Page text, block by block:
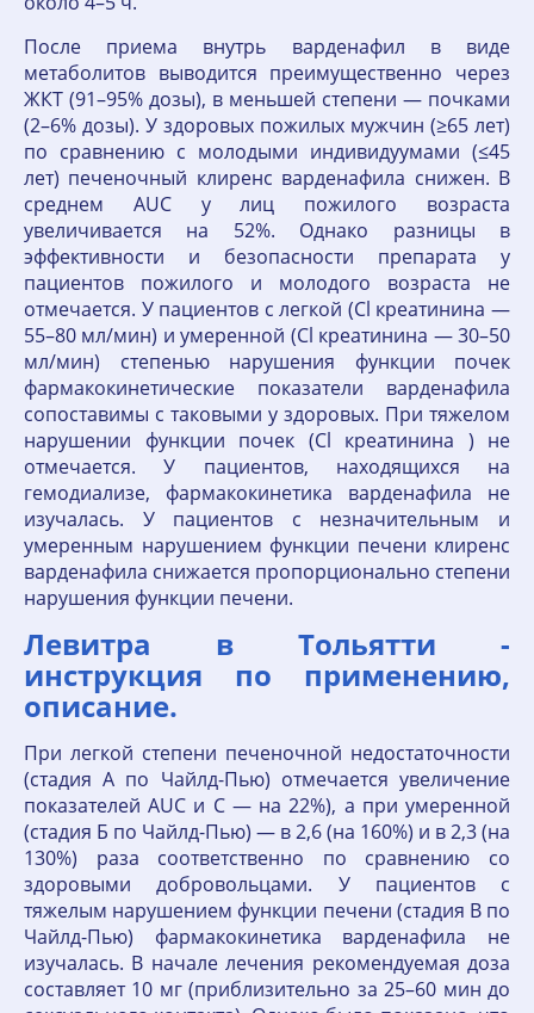
После приема внутрь варденафил в виде
метаболитов выводится преимущественно через
ЖКТ (91–95% дозы), в меньшей степени — почками
(2–6% дозы). У здоровых пожилых мужчин (≥65 лет)
по сравнению с молодыми индивидуумами (≤45
лет) печеночный клиренс варденафила снижен. В
среднем AUC у лиц пожилого возраста
увеличивается на 52%. Однако разницы в
эффективности и безопасности препарата у
пациентов пожилого и молодого возраста не
отмечается. У пациентов с легкой (Cl креатинина —
55–80 мл/мин) и умеренной (Cl креатинина — 30–50
мл/мин) степенью нарушения функции почек
фармакокинетические показатели варденафила
сопоставимы с таковыми у здоровых. При тяжелом
нарушении функции почек (Cl креатинина ) не
отмечается. У пациентов, находящихся на
гемодиализе, фармакокинетика варденафила не
изучалась. У пациентов с незначительным и
умеренным нарушением функции печени клиренс
варденафила снижается пропорционально степени
нарушения функции печени.
Левитра в Тольятти -
инструкция по применению,
описание.
При легкой степени печеночной недостаточности
(стадия А по Чайлд-Пью) отмечается увеличение
показателей AUC и C — на 22%), а при умеренной
(стадия Б по Чайлд-Пью) — в 2,6 (на 160%) и в 2,3 (на
130%) раза соответственно по сравнению со
здоровыми добровольцами. У пациентов с
тяжелым нарушением функции печени (стадия В по
Чайлд-Пью) фармакокинетика варденафила не
изучалась. В начале лечения рекомендуемая доза
составляет 10 мг (приблизительно за 25–60 мин до